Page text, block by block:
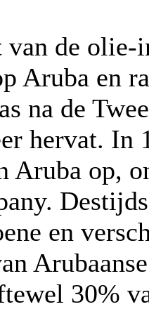
de olie-
Aruba en
na de
hervat. In
Aruba op,
en
30%